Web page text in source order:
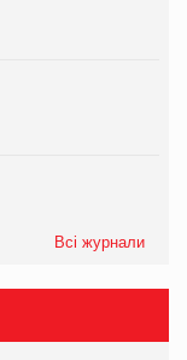
Всі журнали